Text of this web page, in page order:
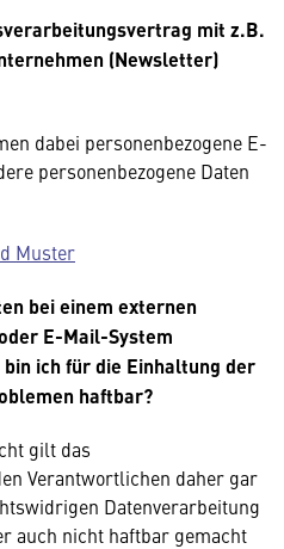
mit z.B.
(Newsletter)
dabei personenbezogene E-
personenbezogene Daten
Muster
bei einem externen
E-Mail-System
ich für die Einhaltung der
haftbar?
gilt das
Verantwortlichen daher gar
Datenverarbeitung
auch nicht haftbar gemacht